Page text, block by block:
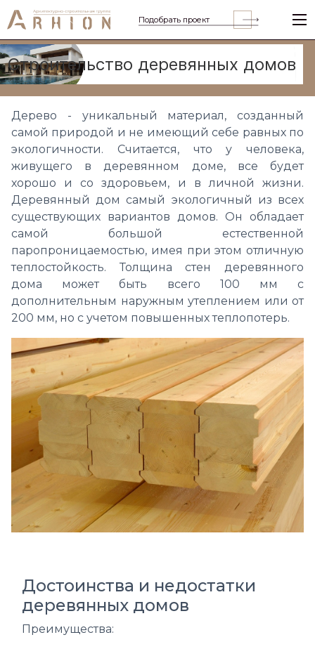
Подобрать проект
Строительство деревянных домов
Дерево - уникальный материал, созданный
самой природой и не имеющий себе равных по
экологичности. Считается, что у человека,
живущего в деревянном доме, все будет
хорошо и со здоровьем, и в личной жизни.
Деревянный дом самый экологичный из всех
существующих вариантов домов. Он обладает
самой большой естественной
паропроницаемостью, имея при этом отличную
теплостойкость. Толщина стен деревянного
дома может быть всего 100 мм с
дополнительным наружным утеплением или от
200 мм, но с учетом повышенных теплопотерь.
Достоинства и недостатки
деревянных домов
Преимущества: